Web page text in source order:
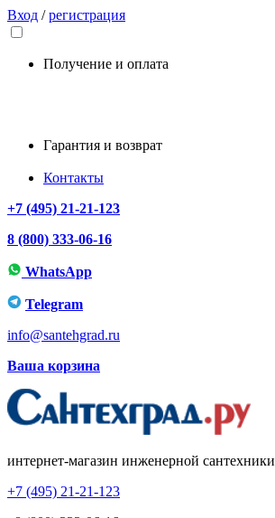
Вход /регистрация
Получение и оплата
Гарантия и возврат
Контакты
+7 (495) 21-21-123
8 (800) 333-06-16
WhatsApp
Telegram
info@santehgrad.ru
Ваша корзина
интернет-магазин инженерной сантехники
+7 (495) 21-21-123